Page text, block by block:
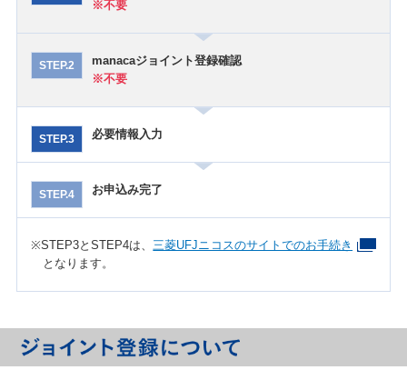
※不要
STEP.2
manacaジョイント登録確認
※不要
STEP.3 必要情報入力
STEP.4 お申込み完了
※STEP3とSTEP4は、 三菱UFJニコスのサイトでのお手続き
となります。